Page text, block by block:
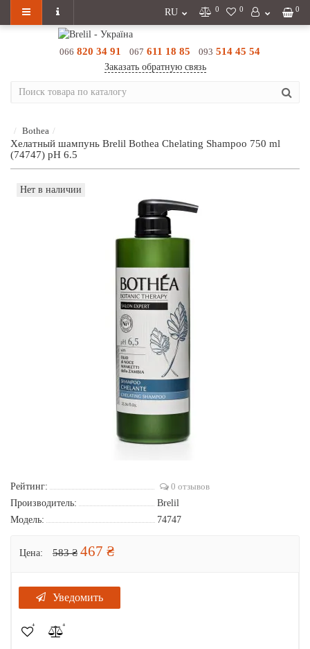
0
RU 0 0
066 820 34 91 067 611 18 85 093 514 45 54
Заказать обратную связь
Bothea
Хелатный шампунь Brelil Bothea Chelating Shampoo 750 ml
(74747) pH 6.5
Нет в наличии
Рейтинг:
0 отзывов
Производитель:
Brelil
Модель:
74747
Цена: 583 ₴ 467 ₴
Уведомить